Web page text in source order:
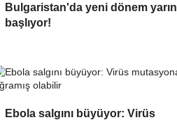
Bulgaristan'da yeni dönem yarın
başlıyor!
Ebola salgını büyüyor: Virüs